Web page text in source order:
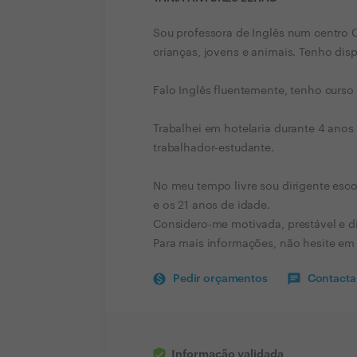
Sou professora de Inglês num centro
crianças, jovens e animais. Tenho
Falo Inglês fluentemente, tenho
Trabalhei em hotelaria durante 4
trabalhador-estudante.
No meu tempo livre sou dirigente
e os 21 anos de idade.
Considero-me motivada, prestável e
Para mais informações, não hesite
Pedir orçamentos
Informação validada